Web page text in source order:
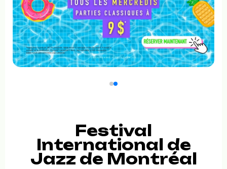
Festival
International de
Jazz de Montréal